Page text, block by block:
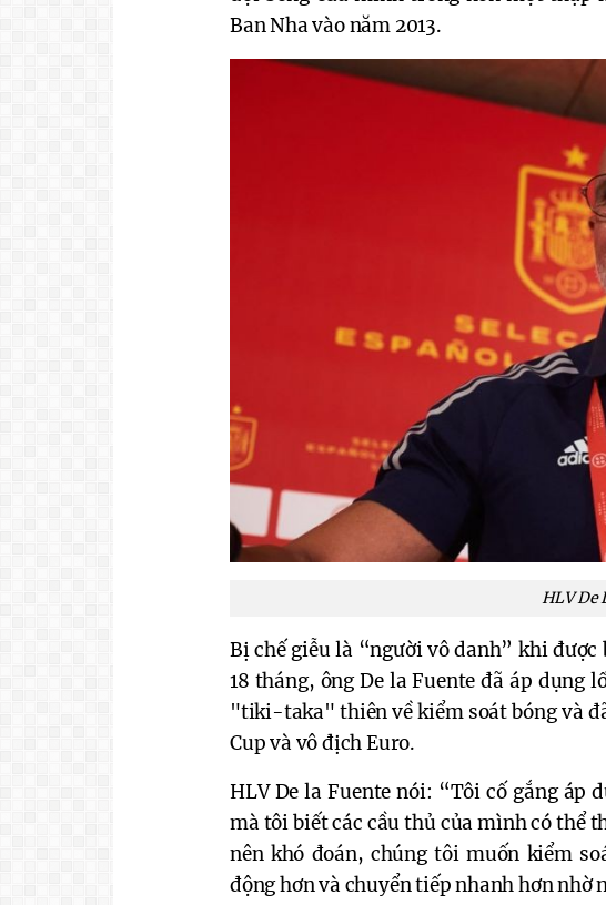
Ban Nha vào năm 2013.
HLV De
Bị chế giễu là “người vô danh” khi
18 tháng, ông De la Fuente đã áp
"tiki-taka" thiên về kiểm soát bóng và
Cup và vô địch Euro.
HLV De la Fuente nói: “Tôi cố gắng
mà tôi biết các cầu thủ của mình có thể
nên khó đoán, chúng tôi muốn kiểm
động hơn và chuyển tiếp nhanh hơn nhờ